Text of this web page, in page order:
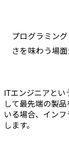
プログラミン
さを味わう場
ITエンジニアとい
して最先端の製
いる場合、イン
します。